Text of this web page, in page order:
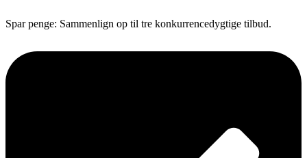
Spar penge: Sammenlign op til tre konkurrencedygtige tilbud.